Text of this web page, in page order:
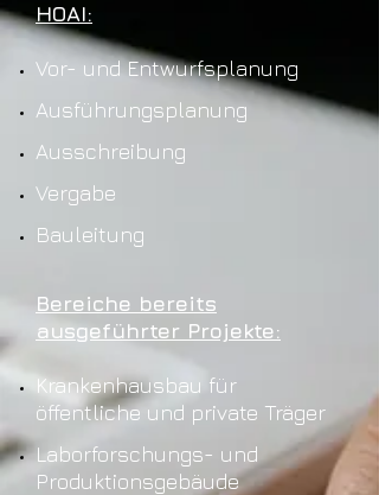
HOAI:
Vor- und Entwurfsplanung
Ausführungsplanung
Ausschreibung
Vergabe
Bauleitung
Bereiche bereits
ausgeführter Projekte:
Krankenhausbau für
öffentliche und private Träger
Laborforschungs- und
Produktionsgebäude